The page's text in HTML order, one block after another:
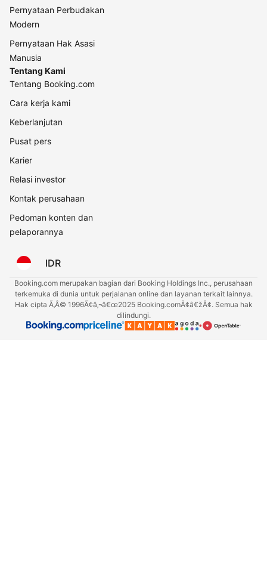
Pernyataan Perbudakan
Modern
Pernyataan Hak Asasi
Manusia
Tentang Kami
Tentang Booking.com
Cara kerja kami
Keberlanjutan
Pusat pers
Karier
Relasi investor
Kontak perusahaan
Pedoman konten dan
pelaporannya
IDR
Booking.com merupakan bagian dari Booking Holdings Inc., perusahaan
terkemuka di dunia untuk perjalanan online dan layanan terkait lainnya.
Hak cipta Ã‚Â© 1996Ã¢â‚¬â€œ2025 Booking.comÃ¢â€žÂ¢. Semua hak
dilindungi.